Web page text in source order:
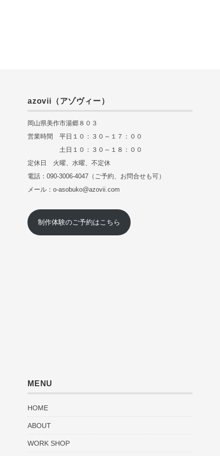
azovii（アゾヴィー）
岡山県美作市湯郷８０３
営業時間 平日１０：３０～１７：００
土日１０：３０～１８：００
定休日 火曜、水曜、不定休
電話：090-3006-4047（ご予約、お問合せも可）
メール：o-asobuko@azovii.com
制作体験のご予約はこちら
MENU
HOME
ABOUT
WORK SHOP